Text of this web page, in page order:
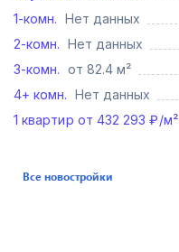
1-комн. Нет данных
2-комн. Нет данных
3-комн. от 82.4 м²
4+ комн. Нет данных
1 квартир от 432 293 ₽/м²
Все новостройки